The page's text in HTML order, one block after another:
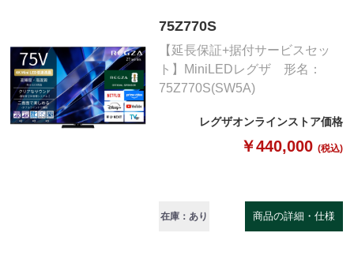
75Z770S
【延長保証+据付サービスセッ
ト】MiniLEDレグザ 形名：
75Z770S(SW5A)
レグザオンラインストア価格
￥440,000 (税込)
在庫：あり 商品の詳細・仕様